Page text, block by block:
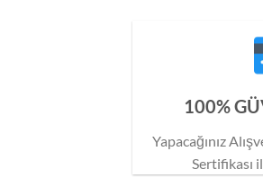
100%
Yapacağınız
Sertifikası